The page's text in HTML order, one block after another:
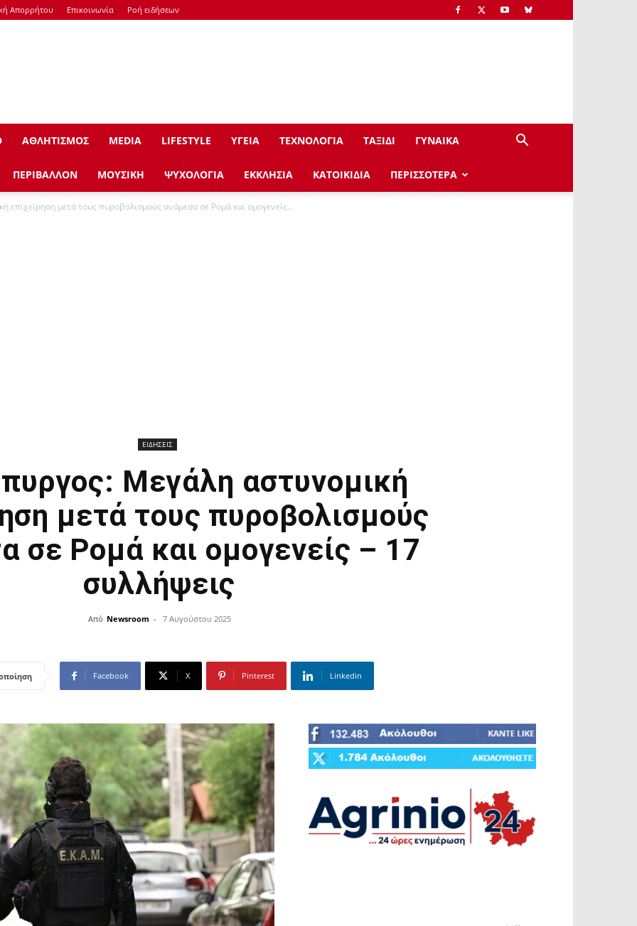
Απορρήτου Επικοινωνία Ροή ειδήσεων
ΑΘΛΗΤΙΣΜΟΣ ΜEDIA LIFESTYLE ΥΓΕΙΑ ΤΕΧΝΟΛΟΓΙΑ ΤΑΞΙΔΙ ΓΥΝΑΙΚΑ
ΠΕΡΙΒΑΛΛΟΝ ΜΟΥΣΙΚΗ ΨΥΧΟΛΟΓΙΑ ΕΚΚΛΗΣΙΑ ΚΑΤΟΙΚΙΔΙΑ ΠΕΡΙΣΣΟΤΕΡΑ
επιχείρηση μετά τους πυροβολισμούς ανάμεσα σε Ρομά και ομογενείς...
ΕΙΔΗΣΕΙΣ
Μεγάλη αστυνομική
μετά τους πυροβολισμούς
σε Ρομά και ομογενείς – 17
συλλήψεις
Από Newsroom - 7 Αυγούστου 2025
Facebook X Pinterest Linkedin